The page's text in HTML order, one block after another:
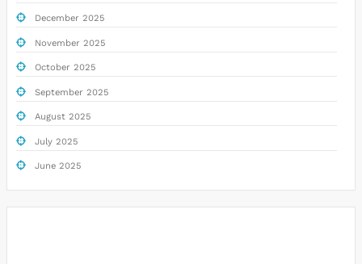
December 2025
November 2025
October 2025
September 2025
August 2025
July 2025
June 2025